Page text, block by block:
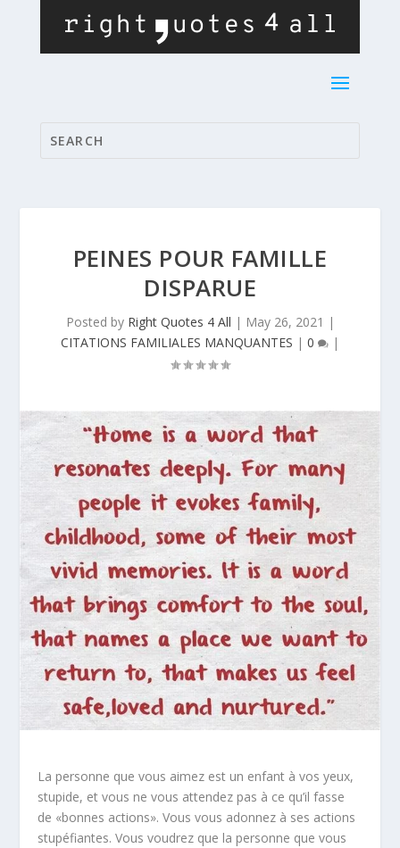
PEINES POUR FAMILLE
DISPARUE
Posted by Right Quotes 4 All | May 26, 2021 |
CITATIONS FAMILIALES MANQUANTES | 0 |
La personne que vous aimez est un enfant à vos yeux,
stupide, et vous ne vous attendez pas à ce qu’il fasse
de «bonnes actions».Vous vous adonnez à ses actions
stupéfiantes.Vous voudrez que la personne que vous